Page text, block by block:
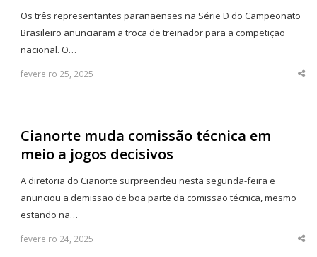
Os três representantes paranaenses na Série D do Campeonato
Brasileiro anunciaram a troca de treinador para a competição
nacional. O…
fevereiro 25, 2025
Cianorte muda comissão técnica em
meio a jogos decisivos
A diretoria do Cianorte surpreendeu nesta segunda-feira e
anunciou a demissão de boa parte da comissão técnica, mesmo
estando na…
fevereiro 24, 2025